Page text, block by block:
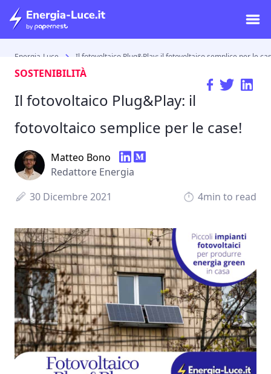
Energia-Luce Il fotovoltaico Plug&Play: il fotovoltaico semplice per le
SOSTENIBILITÀ
Il fotovoltaico Plug&Play: il
fotovoltaico semplice per le case!
Matteo Bono
Redattore Energia
30 Dicembre 2021
4min to read